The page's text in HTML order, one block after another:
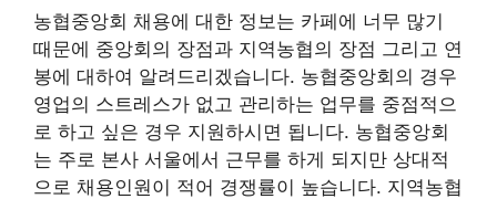
농협중앙회 채용에 대한 정보는 카페에 너무 많기
때문에 중앙회의 장점과 지역농협의 장점 그리고 연
봉에 대하여 알려드리겠습니다. 농협중앙회의 경우
영업의 스트레스가 없고 관리하는 업무를 중점적으
로 하고 싶은 경우 지원하시면 됩니다. 농협중앙회
는 주로 본사 서울에서 근무를 하게 되지만 상대적
으로 채용인원이 적어 경쟁률이 높습니다. 지역농협